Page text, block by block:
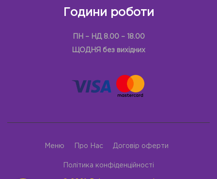
Години роботи
ПН – НД 8.00 – 18.00
ЩОДНЯ без вихідних
Меню Про Нас Договір оферти
Політика конфіденційності